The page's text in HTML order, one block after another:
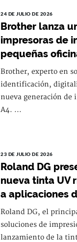
24 DE JULIO DE 2026
Brother lanza
impresoras de
pequeñas
Brother, experto en
identificación,
nueva generación de
A4. ...
23 DE JULIO DE 2026
Roland DG
nueva tinta UV
a aplicaciones
Roland DG, el
soluciones de
lanzamiento de la